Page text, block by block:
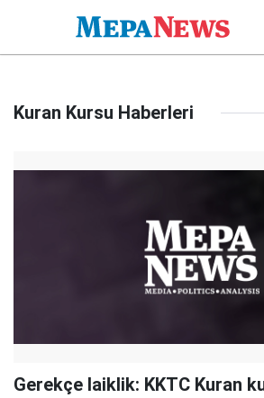
Kuran Kursu Haberleri
Gerekçe laiklik: KKTC Kuran